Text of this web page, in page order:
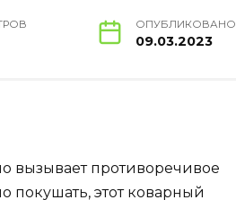
ОПУБЛИКОВАНО
09.03.2023
вызывает противоречивое
покушать, этот коварный